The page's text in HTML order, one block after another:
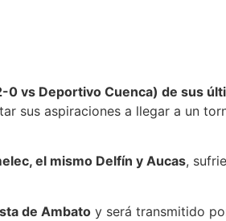
0 vs Deportivo Cuenca) de sus
sus aspiraciones a llegar a un
el mismo Delfín y Aucas,
de Ambato y será transmitido